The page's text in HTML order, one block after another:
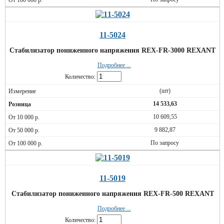
11-5024
Стабилизатор пониженного напряжения REX-FR-3000 REXANT
Подробнее ...
Количество:
(шт)
14 533,63
10 609,55
9 882,87
По запросу
11-5019
Стабилизатор пониженного напряжения REX-FR-500 REXANT
Подробнее ...
Количество: